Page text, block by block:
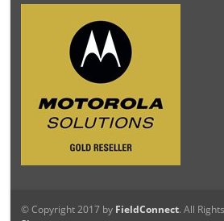
© Copyright 2017 by FieldConnect. All